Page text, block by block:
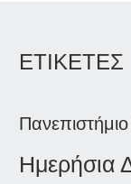
ΕΤΙΚΕΤΕΣ
Ημερήσια